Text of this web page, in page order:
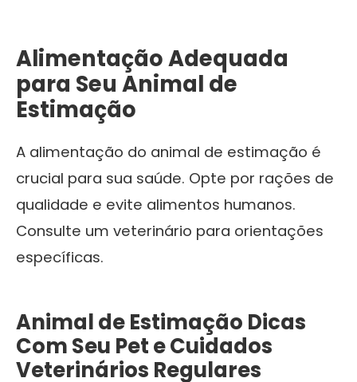
Alimentação Adequada
para Seu Animal de
Estimação
A alimentação do animal de estimação é
crucial para sua saúde. Opte por rações de
qualidade e evite alimentos humanos.
Consulte um veterinário para orientações
específicas.
Animal de Estimação Dicas
Com Seu Pet e Cuidados
Veterinários Regulares